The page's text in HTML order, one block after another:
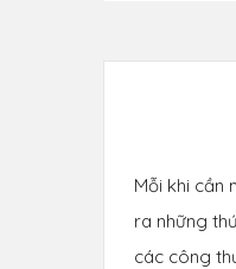
Mỗi khi cần
ra những
các công